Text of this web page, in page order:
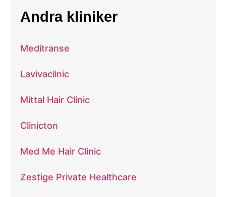
Andra kliniker
Meditranse
Lavivaclinic
Mittal Hair Clinic
Clinicton
Med Me Hair Clinic
Zestige Private Healthcare